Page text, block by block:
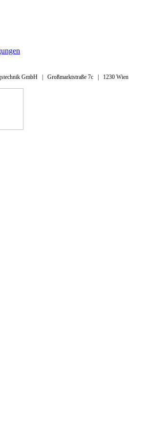
GmbH | Großmarktstraße 7c | 1230 Wien